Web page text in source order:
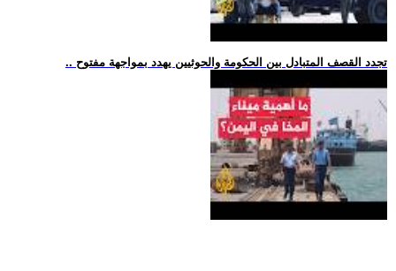
.. تجدد القصف المتبادل بين الحكومة والحوثيين يهدد بمواجهة مفتوح